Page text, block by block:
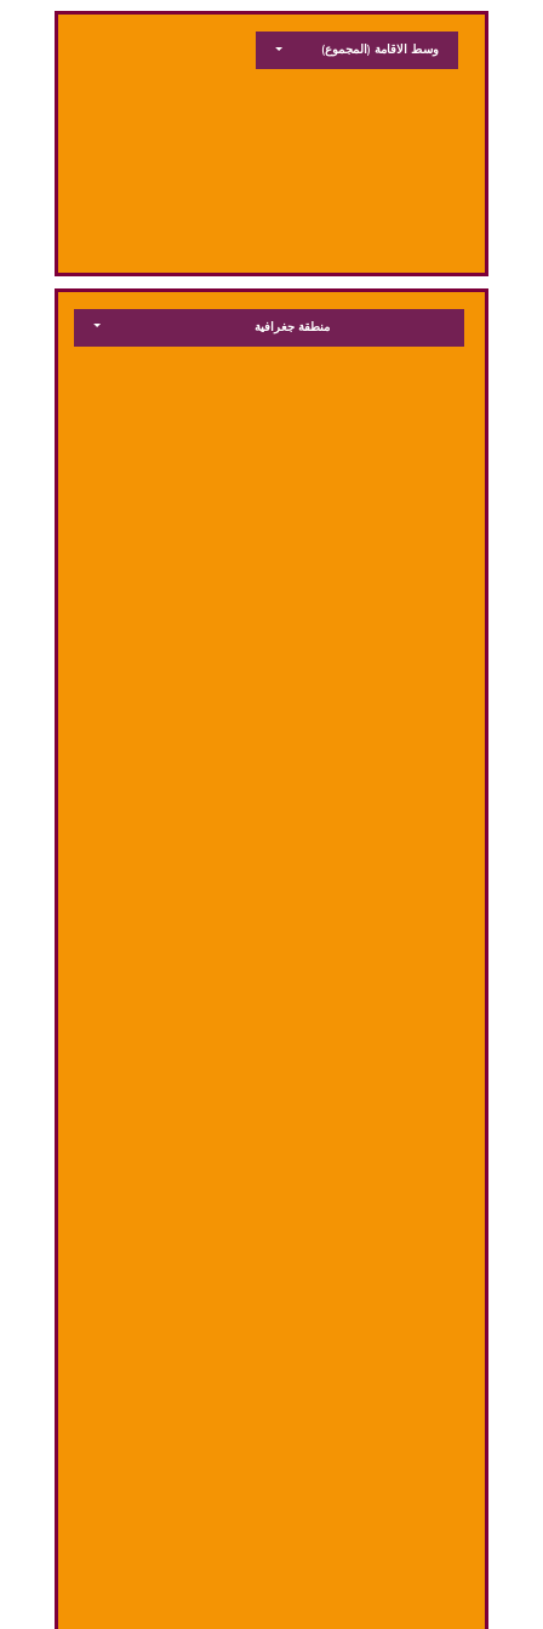
وسط الاقامة (المجموع)
منطقة جغرافية